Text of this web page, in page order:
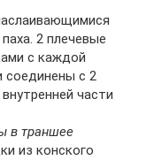
2 плечевые
с каждой
соединены с 2
части
в траншее
из конского